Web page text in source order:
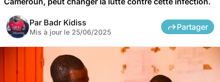
Par Badr Kidiss
Mis à jour le 25/06/2025
Partager